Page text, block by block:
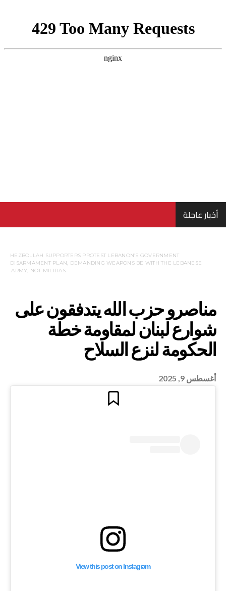
HEZBOLLAH SUPPORTERS PROTEST LEBANON’S GOVERNMENT
DISARMAMENT PLAN, DEMANDING WEAPONS BE WITH THE LEBANESE
ARMY, NOT MILITIAS.
الله يتدفقون على
أغسطس 9, 2025
View this post on Instagram